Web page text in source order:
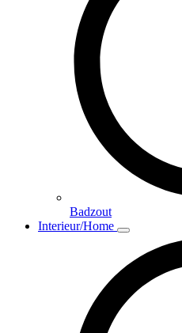
Badzout
Interieur/Home